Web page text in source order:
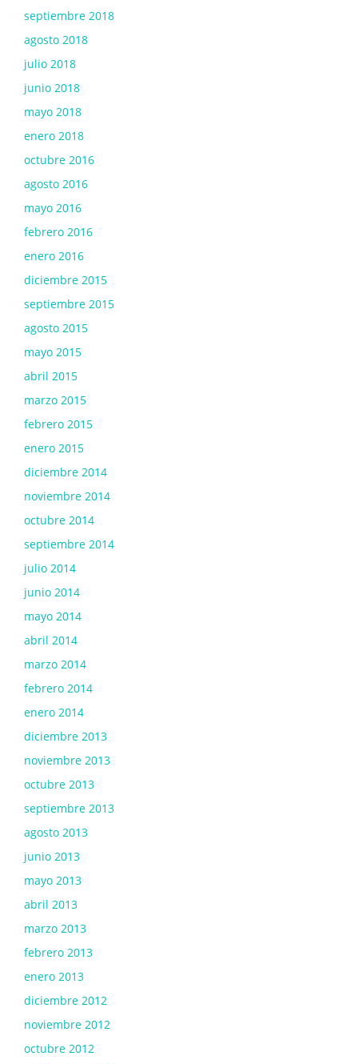
septiembre 2018
agosto 2018
julio 2018
junio 2018
mayo 2018
enero 2018
octubre 2016
agosto 2016
mayo 2016
febrero 2016
enero 2016
diciembre 2015
septiembre 2015
agosto 2015
mayo 2015
abril 2015
marzo 2015
febrero 2015
enero 2015
diciembre 2014
noviembre 2014
octubre 2014
septiembre 2014
julio 2014
junio 2014
mayo 2014
abril 2014
marzo 2014
febrero 2014
enero 2014
diciembre 2013
noviembre 2013
octubre 2013
septiembre 2013
agosto 2013
junio 2013
mayo 2013
abril 2013
marzo 2013
febrero 2013
enero 2013
diciembre 2012
noviembre 2012
octubre 2012